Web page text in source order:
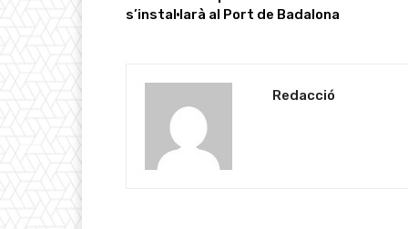
s’instal·larà al Port de Badalona
Redacció